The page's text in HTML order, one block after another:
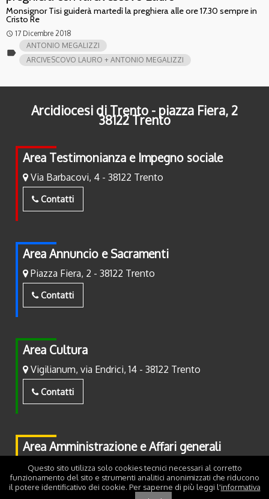
Monsignor Tisi guiderà martedì la preghiera alle ore 17.30 sempre in
Cristo Re
access_time 17 Dicembre 2018
label
ANTONIO MEGALIZZI
ARCIVESCOVO LAURO + ANTONIO MEGALIZZI
Arcidiocesi di Trento - piazza Fiera, 2
38122 Trento
Area Testimonianza e Impegno sociale
Via Barbacovi, 4 - 38122 Trento
Contatti
Area Annuncio e Sacramenti
Piazza Fiera, 2 - 38122 Trento
Contatti
Area Cultura
Vigilianum, via Endrici, 14 - 38122 Trento
Contatti
Area Amministrazione e Affari generali
Piazza Fiera, 2 - 38122 Trento
Contatti
Questo sito utilizza solo cookies tecnici necessari al corretto
funzionamento del sito e strumenti analitici anonimizzati che riducono
il potere identificativo dei cookie. Per saperne di più leggi l'informativa